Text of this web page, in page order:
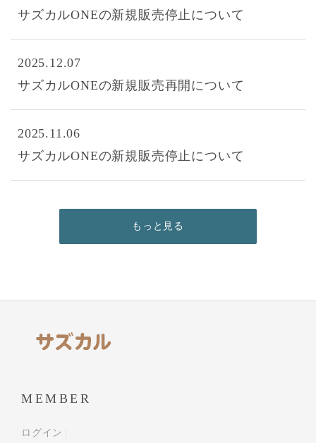
サズカルONEの新規販売停止について
2025.12.07
サズカルONEの新規販売再開について
2025.11.06
サズカルONEの新規販売停止について
もっと見る
MEMBER
ログイン